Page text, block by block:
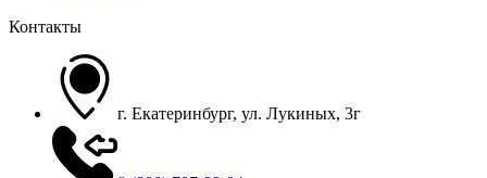
Контакты
г. Екатеринбург, ул. Лукиных, 3г